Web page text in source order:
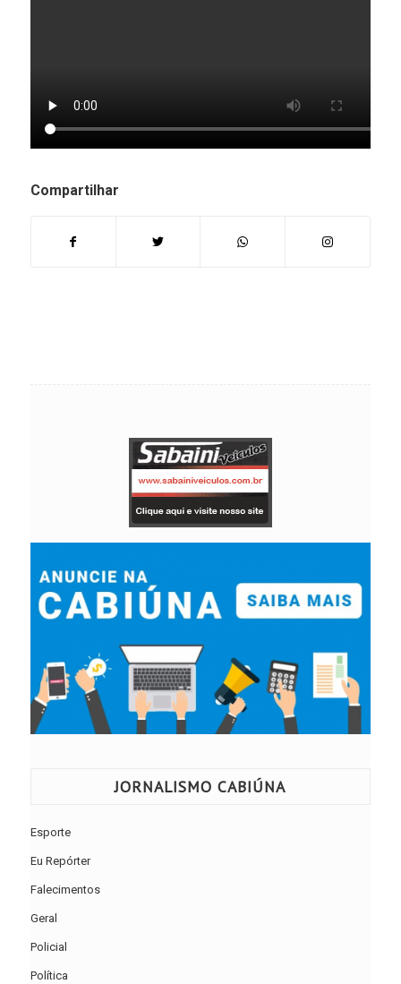
Compartilhar
JORNALISMO CABIÚNA
Esporte
Eu Repórter
Falecimentos
Geral
Policial
Política